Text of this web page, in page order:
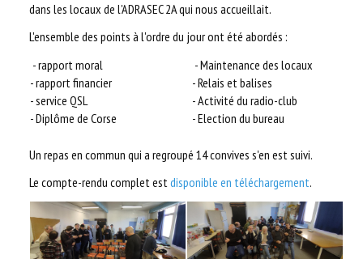
RECHERCHER
LOGIN
dans les locaux de l'ADRASEC 2A qui nous accueillait.
L'ensemble des points à l'ordre du jour ont été abordés :
- rapport moral
- rapport financier
- service QSL
- Diplôme de Corse
- Maintenance des locaux
- Relais et balises
- Activité du radio-club
- Election du bureau
Un repas en commun qui a regroupé 14 convives s'en est suivi.
Le compte-rendu complet estdisponible en téléchargement.